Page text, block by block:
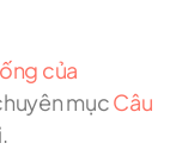
của
mụcCâu